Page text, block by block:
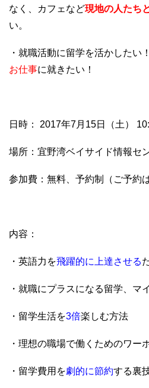
なく、カフェなど現地の人たち
い。
・就職活動に留学を活かしたい
お仕事に就きたい！
日時： 2017年7月15日（土）
場所：宜野湾ベイサイド情報セ
参加費：無料、予約制（ご予約
内容：
・英語力を飛躍的に上達させる
・就職にプラスになる留学、マ
・留学生活を3倍楽しむ方法
・理想の職場で働くためのワー
・留学費用を劇的に節約する裏